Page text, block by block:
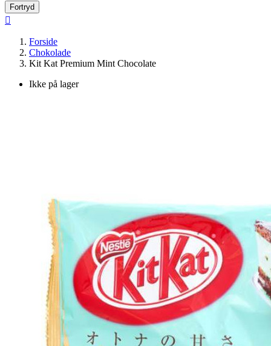
Fortryd

Forside
Chokolade
Kit Kat Premium Mint Chocolate
Ikke på lager